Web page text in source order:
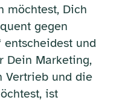
möchtest, Dich
gegen
entscheidest und
Dein Marketing,
Vertrieb und die
ist